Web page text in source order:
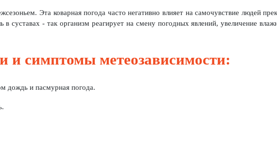
Эта коварная погода часто негативно влияет на самочувствие людей
в суставах - так организм реагирует на смену погодных явлений, увеличение
и симптомы метеозависимости:
дождь и пасмурная погода.